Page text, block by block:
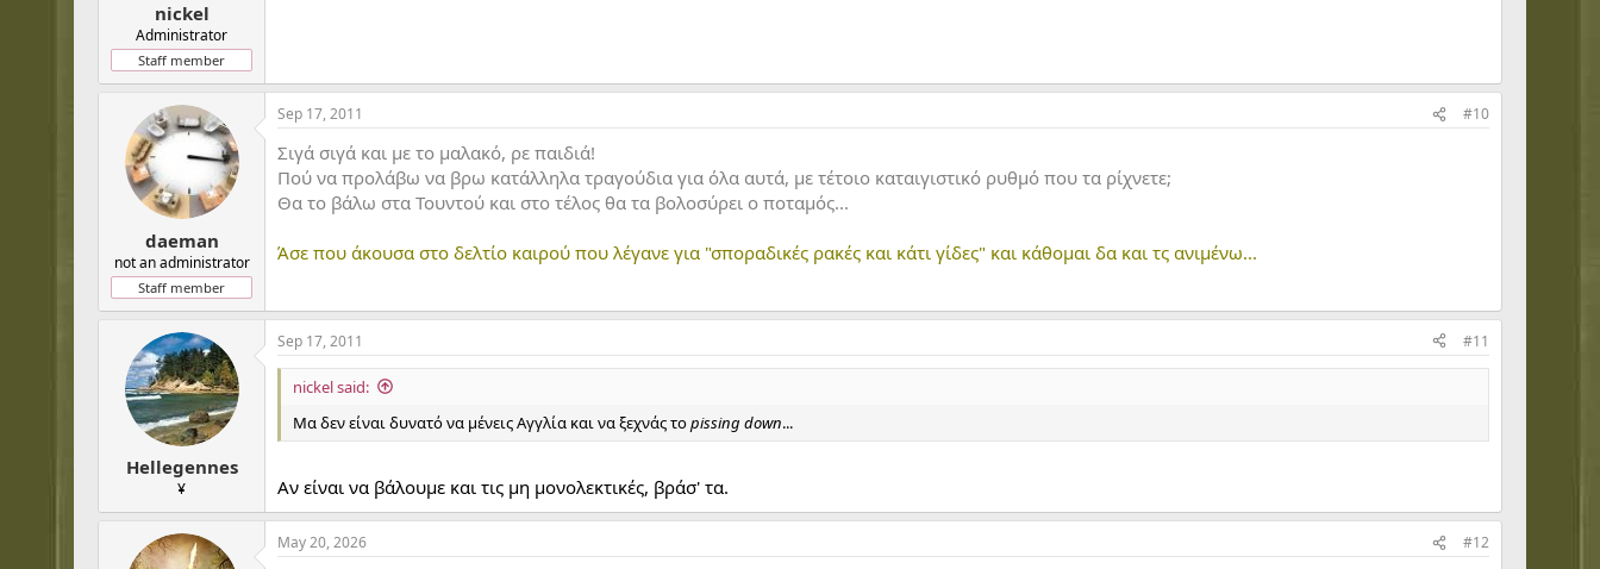
nickel
Administrator
Staff member
daeman
not an administrator
Staff member
Sep 17, 2011 #10
Σιγά σιγά και με το μαλακό, ρε παιδιά!
Πού να προλάβω να βρω κατάλληλα τραγούδια για όλα αυτά, με τέτοιο καταιγιστικό ρυθμό που τα ρίχνετε;
Θα το βάλω στα Τουντού και στο τέλος θα τα βολοσύρει ο ποταμός...
Άσε που άκουσα στο δελτίο καιρού που λέγανε για "σποραδικές ρακές και κάτι γίδες" και κάθομαι δα και τς ανιμένω...
Hellegennes
¥
Sep 17, 2011 #11
nickel said:
Μα δεν είναι δυνατό να μένεις Αγγλία και να ξεχνάς τοpissing down...
Αν είναι να βάλουμε και τις μη μονολεκτικές, βράσ' τα.
May 20, 2026 #12